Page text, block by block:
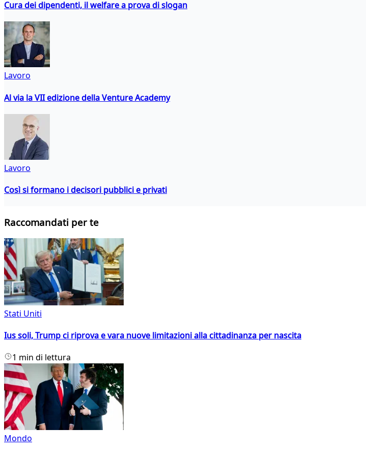
Cura dei dipendenti, il welfare a prova di slogan
Lavoro
Al via la VII edizione della Venture Academy
Lavoro
Così si formano i decisori pubblici e privati
Raccomandati per te
Stati Uniti
Ius soli, Trump ci riprova e vara nuove limitazioni alla cittadinanza per nascita
1 min di lettura
Mondo